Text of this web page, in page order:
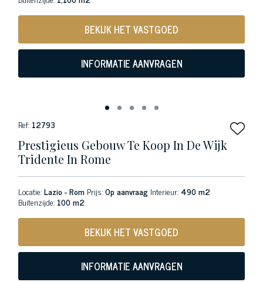
BEKIJK HET VASTGOED
INFORMATIE AANVRAGEN
Ref: 12793
Prestigieus Gebouw Te Koop In De Wijk
Tridente In Rome
Locatie:Lazio - Rom Prijs:Op aanvraag Interieur: 490 m2
Buitenzijde: 100 m2
BEKIJK HET VASTGOED
INFORMATIE AANVRAGEN